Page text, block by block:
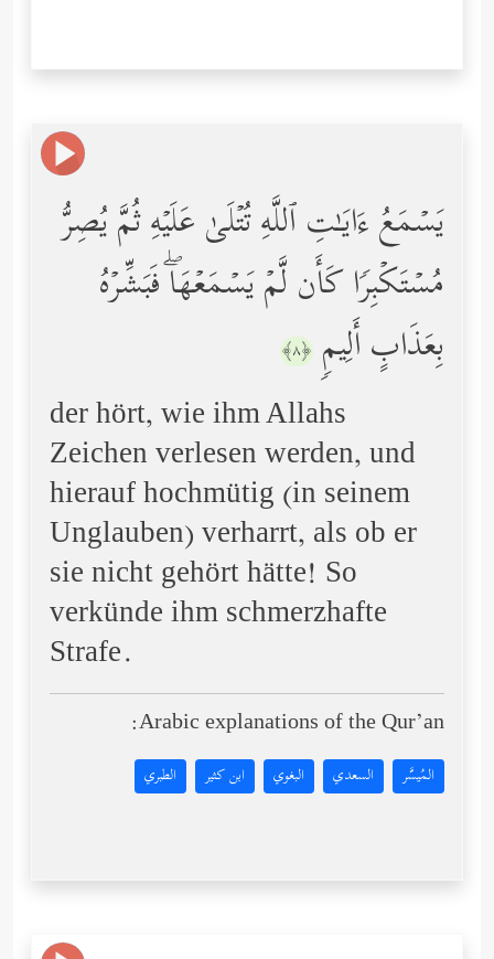
یَسۡمَعُ ءَایَـٰتِ ٱللَّهِ تُتۡلَىٰ عَلَیۡهِ ثُمَّ یُصِرُّ
مُسۡتَكۡبِرࣰا كَأَن لَّمۡ یَسۡمَعۡهَاۖ فَبَشِّرۡهُ
بِعَذَابٍ أَلِیمࣲ ﴿٨﴾
der hört, wie ihm Allahs
Zeichen verlesen werden, und
hierauf hochmütig (in seinem
Unglauben) verharrt, als ob er
sie nicht gehört hätte! So
verkünde ihm schmerzhafte
Strafe.
Arabic explanations of the Qur’an:
المُيسَّر السعدي البغوي ابن كثير الطبري